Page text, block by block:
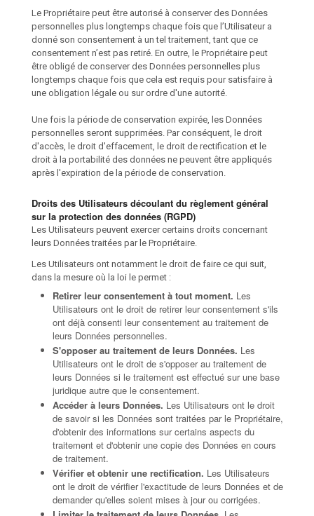
Le Propriétaire peut être autorisé à conserver des Données
personnelles plus longtemps chaque fois que l’Utilisateur a
donné son consentement à un tel traitement, tant que ce
consentement n’est pas retiré. En outre, le Propriétaire peut
être obligé de conserver des Données personnelles plus
longtemps chaque fois que cela est requis pour satisfaire à
une obligation légale ou sur ordre d'une autorité.
Une fois la période de conservation expirée, les Données
personnelles seront supprimées. Par conséquent, le droit
d'accès, le droit d'effacement, le droit de rectification et le
droit à la portabilité des données ne peuvent être appliqués
après l'expiration de la période de conservation.
Droits des Utilisateurs découlant du règlement général
sur la protection des données (RGPD)
Les Utilisateurs peuvent exercer certains droits concernant
leurs Données traitées par le Propriétaire.
Les Utilisateurs ont notamment le droit de faire ce qui suit,
dans la mesure où la loi le permet :
Retirer leur consentement à tout moment. Les
Utilisateurs ont le droit de retirer leur consentement s'ils
ont déjà consenti leur consentement au traitement de
leurs Données personnelles.
S'opposer au traitement de leurs Données. Les
Utilisateurs ont le droit de s'opposer au traitement de
leurs Données si le traitement est effectué sur une base
juridique autre que le consentement.
Accéder à leurs Données. Les Utilisateurs ont le droit
de savoir si les Données sont traitées par le Propriétaire,
d'obtenir des informations sur certains aspects du
traitement et d'obtenir une copie des Données en cours
de traitement.
Vérifier et obtenir une rectification. Les Utilisateurs
ont le droit de vérifier l'exactitude de leurs Données et de
demander qu'elles soient mises à jour ou corrigées.